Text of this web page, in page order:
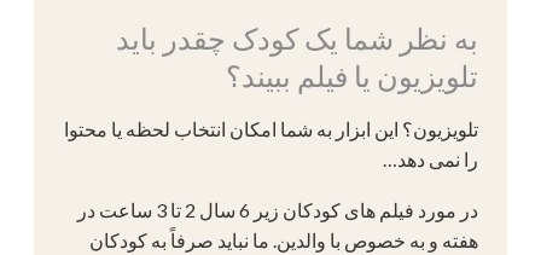
به نظر شما یک کودک چقدر باید
تلویزیون یا فیلم ببیند؟
تلویزیون؟ این ابزار به شما امکان انتخاب لحظه یا محتوا
را نمی دهد…
در مورد فیلم های کودکان زیر 6 سال 2 تا 3 ساعت در
هفته و به خصوص با والدین. ما نباید صرفاً به کودکان